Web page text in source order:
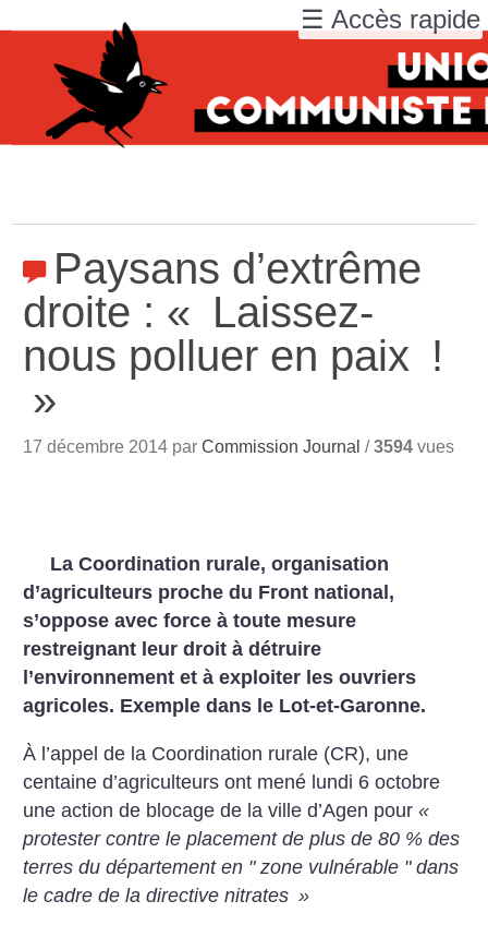
Paysans d’extrême
droite : « Laissez-
nous polluer en paix !
»
17 décembre 2014 parCommission Journal /3594 vues
La Coordination rurale, organisation
d’agriculteurs proche du Front national,
s’oppose avec force à toute mesure
restreignant leur droit à détruire
l’environnement et à exploiter les ouvriers
agricoles. Exemple dans le Lot-et-Garonne.
À l’appel de la Coordination rurale (CR), une
centaine d’agriculteurs ont mené lundi 6 octobre
une action de blocage de la ville d’Agen pour«
protester contre le placement de plus de 80 % des
terres du département en " zone vulnérable " dans
le cadre de la directive nitrates »
☰ Accès rapide